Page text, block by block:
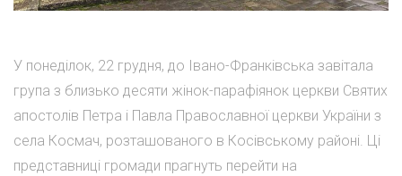
У понеділок, 22 грудня, до Івано-Франківська завітала
група з близько десяти жінок-парафіянок церкви Святих
апостолів Петра і Павла Православної церкви України з
села Космач, розташованого в Косівському районі. Ці
представниці громади прагнуть перейти на